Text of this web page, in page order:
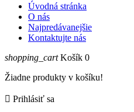
Úvodná stránka
O nás
Najpredávanejšie
Kontaktujte nás
shopping_cart Košík 0
Žiadne produkty v košíku!
 Prihlásiť sa